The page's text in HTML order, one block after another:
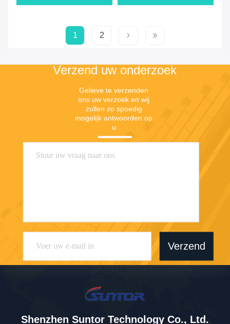
1 2
Verzend uw onderzoek
Gelieve te verzenden
ons uw verzoek en wij
zullen zo spoedig
mogelijk antwoorden op
u.
Verzend
Shenzhen Suntor Technology Co., Ltd.